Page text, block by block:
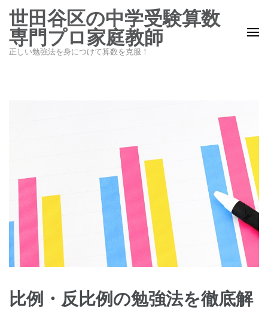
テ
ン
世田谷区の中学受験算数
専門プロ家庭教師
正しい勉強法を身につけて算数を克服！
比例・反比例の勉強法を徹底解